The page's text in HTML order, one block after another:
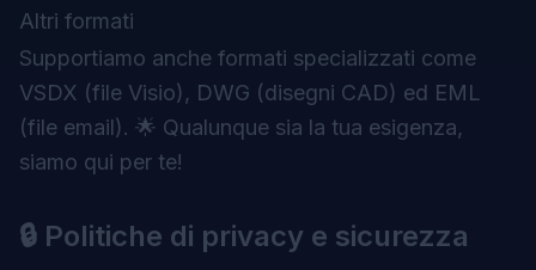
Altri formati
Supportiamo anche formati specializzati come
VSDX (file Visio), DWG (disegni CAD) ed EML
(file email). 🌟 Qualunque sia la tua esigenza,
siamo qui per te!
🔒 Politiche di privacy e sicurezza